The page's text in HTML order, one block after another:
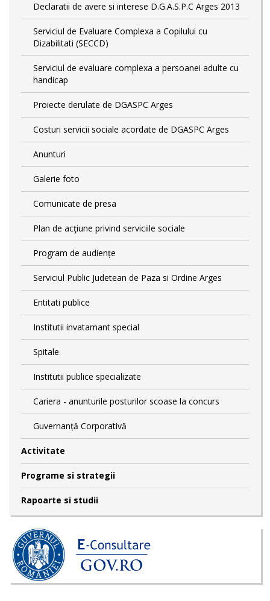
Declaratii de avere si interese D.G.A.S.P.C Arges 2013
Serviciul de Evaluare Complexa a Copilului cu
Dizabilitati (SECCD)
Serviciul de evaluare complexa a persoanei adulte cu
handicap
Proiecte derulate de DGASPC Arges
Costuri servicii sociale acordate de DGASPC Arges
Anunturi
Galerie foto
Comunicate de presa
Plan de acţiune privind serviciile sociale
Program de audiențe
Serviciul Public Judetean de Paza si Ordine Arges
Entitati publice
Institutii invatamant special
Spitale
Institutii publice specializate
Cariera - anunturile posturilor scoase la concurs
Guvernanță Corporativă
Activitate
Programe si strategii
Rapoarte si studii